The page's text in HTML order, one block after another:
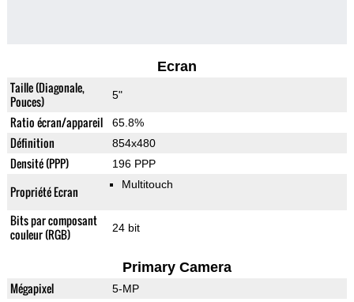
Ecran
Taille (Diagonale,
Pouces)
5"
Ratio écran/appareil 65.8%
Définition 854x480
Densité (PPP) 196 PPP
Propriété Ecran Multitouch
Bits par composant
couleur (RGB)
24 bit
Primary Camera
Mégapixel 5-MP